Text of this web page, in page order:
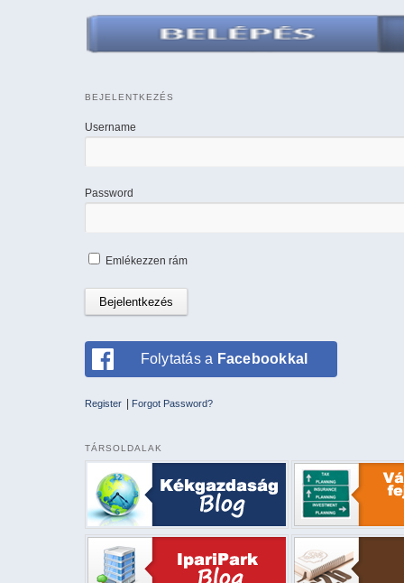
BEJELENTKEZÉS
Username
Password
Emlékezzen rám
Folytatás a Facebookkal
Register Forgot Password?
TÁRSOLDALAK